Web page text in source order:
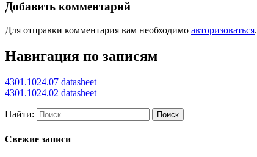
Добавить комментарий
Для отправки комментария вам необходимо авторизоваться.
Навигация по записям
4301.1024.07 datasheet
4301.1024.02 datasheet
Найти:
Свежие записи